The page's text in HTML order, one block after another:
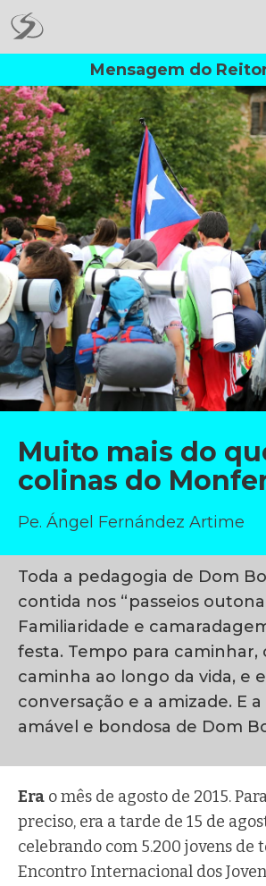
Mensagem do
Muito mais do
colinas do
Pe. Ángel Fernández Artime
Toda a pedagogia de Dom
contida nos “passeios
Familiaridade e
festa. Tempo para caminhar,
caminha ao longo da vida, e
conversação e a amizade. E
amável e bondosa de Dom
Era o mês de agosto de 2015.
preciso, era a tarde de 15 de
celebrando com 5.200 jovens de
Encontro Internacional dos